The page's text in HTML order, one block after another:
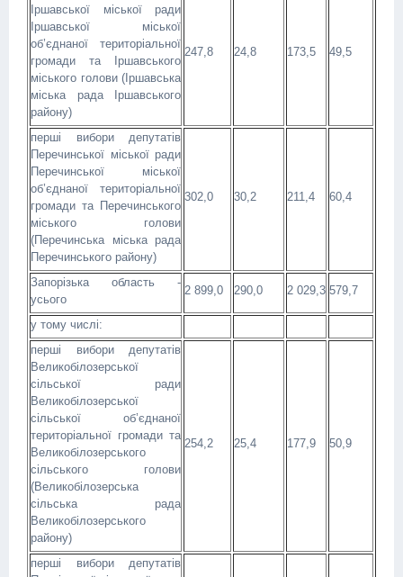
Іршавської міської ради
Іршавської міської
об’єднаної територіальної
громади та Іршавського
міського голови (Іршавська
міська рада Іршавського
району)
247,8 24,8 173,5 49,5
перші вибори депутатів
Перечинської міської ради
Перечинської міської
об’єднаної територіальної
громади та Перечинського
міського голови
(Перечинська міська рада
Перечинського району)
302,0 30,2 211,4 60,4
Запорізька область -
усього
2 899,0 290,0 2 029,3 579,7
у тому числі:
перші вибори депутатів
Великобілозерської
сільської ради
Великобілозерської
сільської об’єднаної
територіальної громади та
Великобілозерського
сільського голови
(Великобілозерська
сільська рада
Великобілозерського
району)
254,2 25,4 177,9 50,9
перші вибори депутатів